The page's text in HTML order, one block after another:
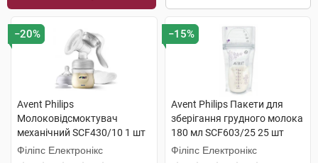
−20%
Avent Philips
Молоковідсмоктувач
механічний SCF430/10 1 шт
Філіпс Електронікс
−15%
Avent Philips Пакети для
зберігання грудного молока
180 мл SCF603/25 25 шт
Філіпс Електронікс